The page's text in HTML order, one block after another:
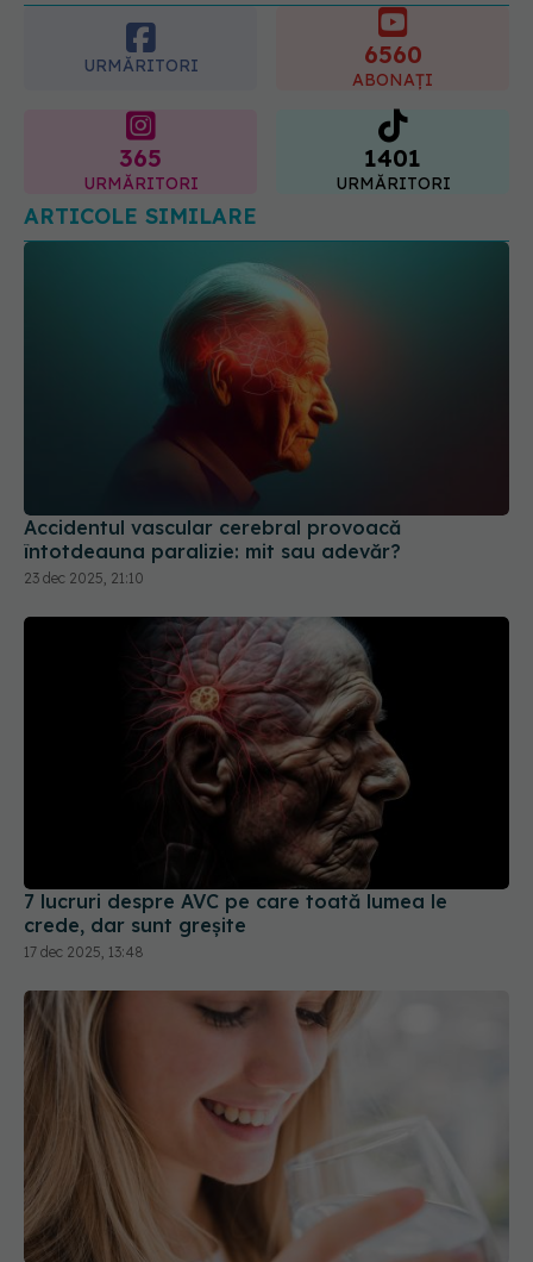
URMĂRITORI 6560
ABONAȚI
365
URMĂRITORI
1401
URMĂRITORI
ARTICOLE SIMILARE
Accidentul vascular cerebral provoacă
întotdeauna paralizie: mit sau adevăr?
23 dec 2025, 21:10
7 lucruri despre AVC pe care toată lumea le
crede, dar sunt greșite
17 dec 2025, 13:48